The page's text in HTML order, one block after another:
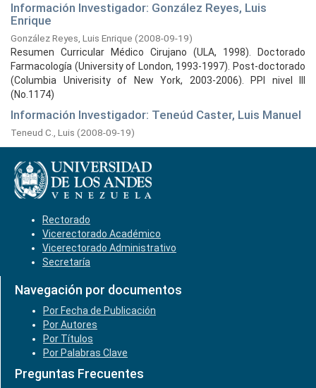
Información Investigador: González Reyes, Luis
Enrique
González Reyes, Luis Enrique (2008-09-19)
Resumen Curricular Médico Cirujano (ULA, 1998). Doctorado
Farmacología (University of London, 1993-1997). Post-doctorado
(Columbia Univerisity of New York, 2003-2006). PPI nivel III
(No.1174)
Información Investigador: Teneúd Caster, Luis Manuel
Teneud C., Luis (2008-09-19)
Rectorado
Vicerectorado Académico
Vicerectorado Administrativo
Secretaría
Navegación por documentos
Por Fecha de Publicación
Por Autores
Por Títulos
Por Palabras Clave
Preguntas Frecuentes